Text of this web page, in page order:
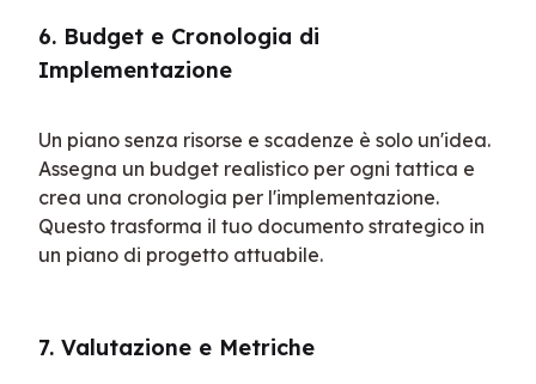
6. Budget e Cronologia di
Implementazione
Un piano senza risorse e scadenze è solo un'idea.
Assegna un budget realistico per ogni tattica e
crea una cronologia per l'implementazione.
Questo trasforma il tuo documento strategico in
un piano di progetto attuabile.
7. Valutazione e Metriche